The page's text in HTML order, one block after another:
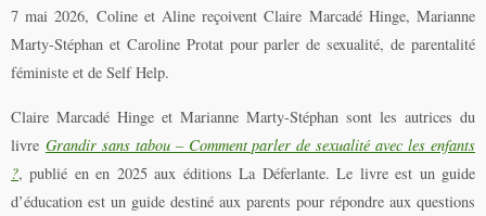
7 mai 2026, Coline et Aline reçoivent Claire Marcadé Hinge, Marianne
Marty-Stéphan et Caroline Protat pour parler de sexualité, de parentalité
féministe et de Self Help.
Claire Marcadé Hinge et Marianne Marty-Stéphan sont les autrices du
livre Grandir sans tabou – Comment parler de sexualité avec les enfants
?, publié en en 2025 aux éditions La Déferlante. Le livre est un guide
d’éducation est un guide destiné aux parents pour répondre aux questions